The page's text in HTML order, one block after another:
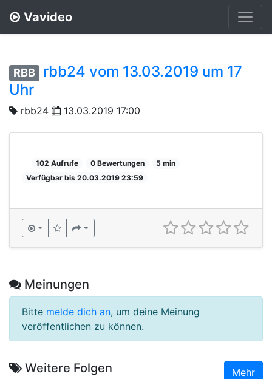
Vavideo
RBB
rbb24 vom 13.03.2019 um 17
Uhr
rbb24 13.03.2019 17:00
102 Aufrufe 0 Bewertungen
5 min
Verfügbar bis 20.03.2019 23:59
Meinungen
Bitte melde dich an, um deine Meinung
veröffentlichen zu können.
Weitere Folgen Mehr